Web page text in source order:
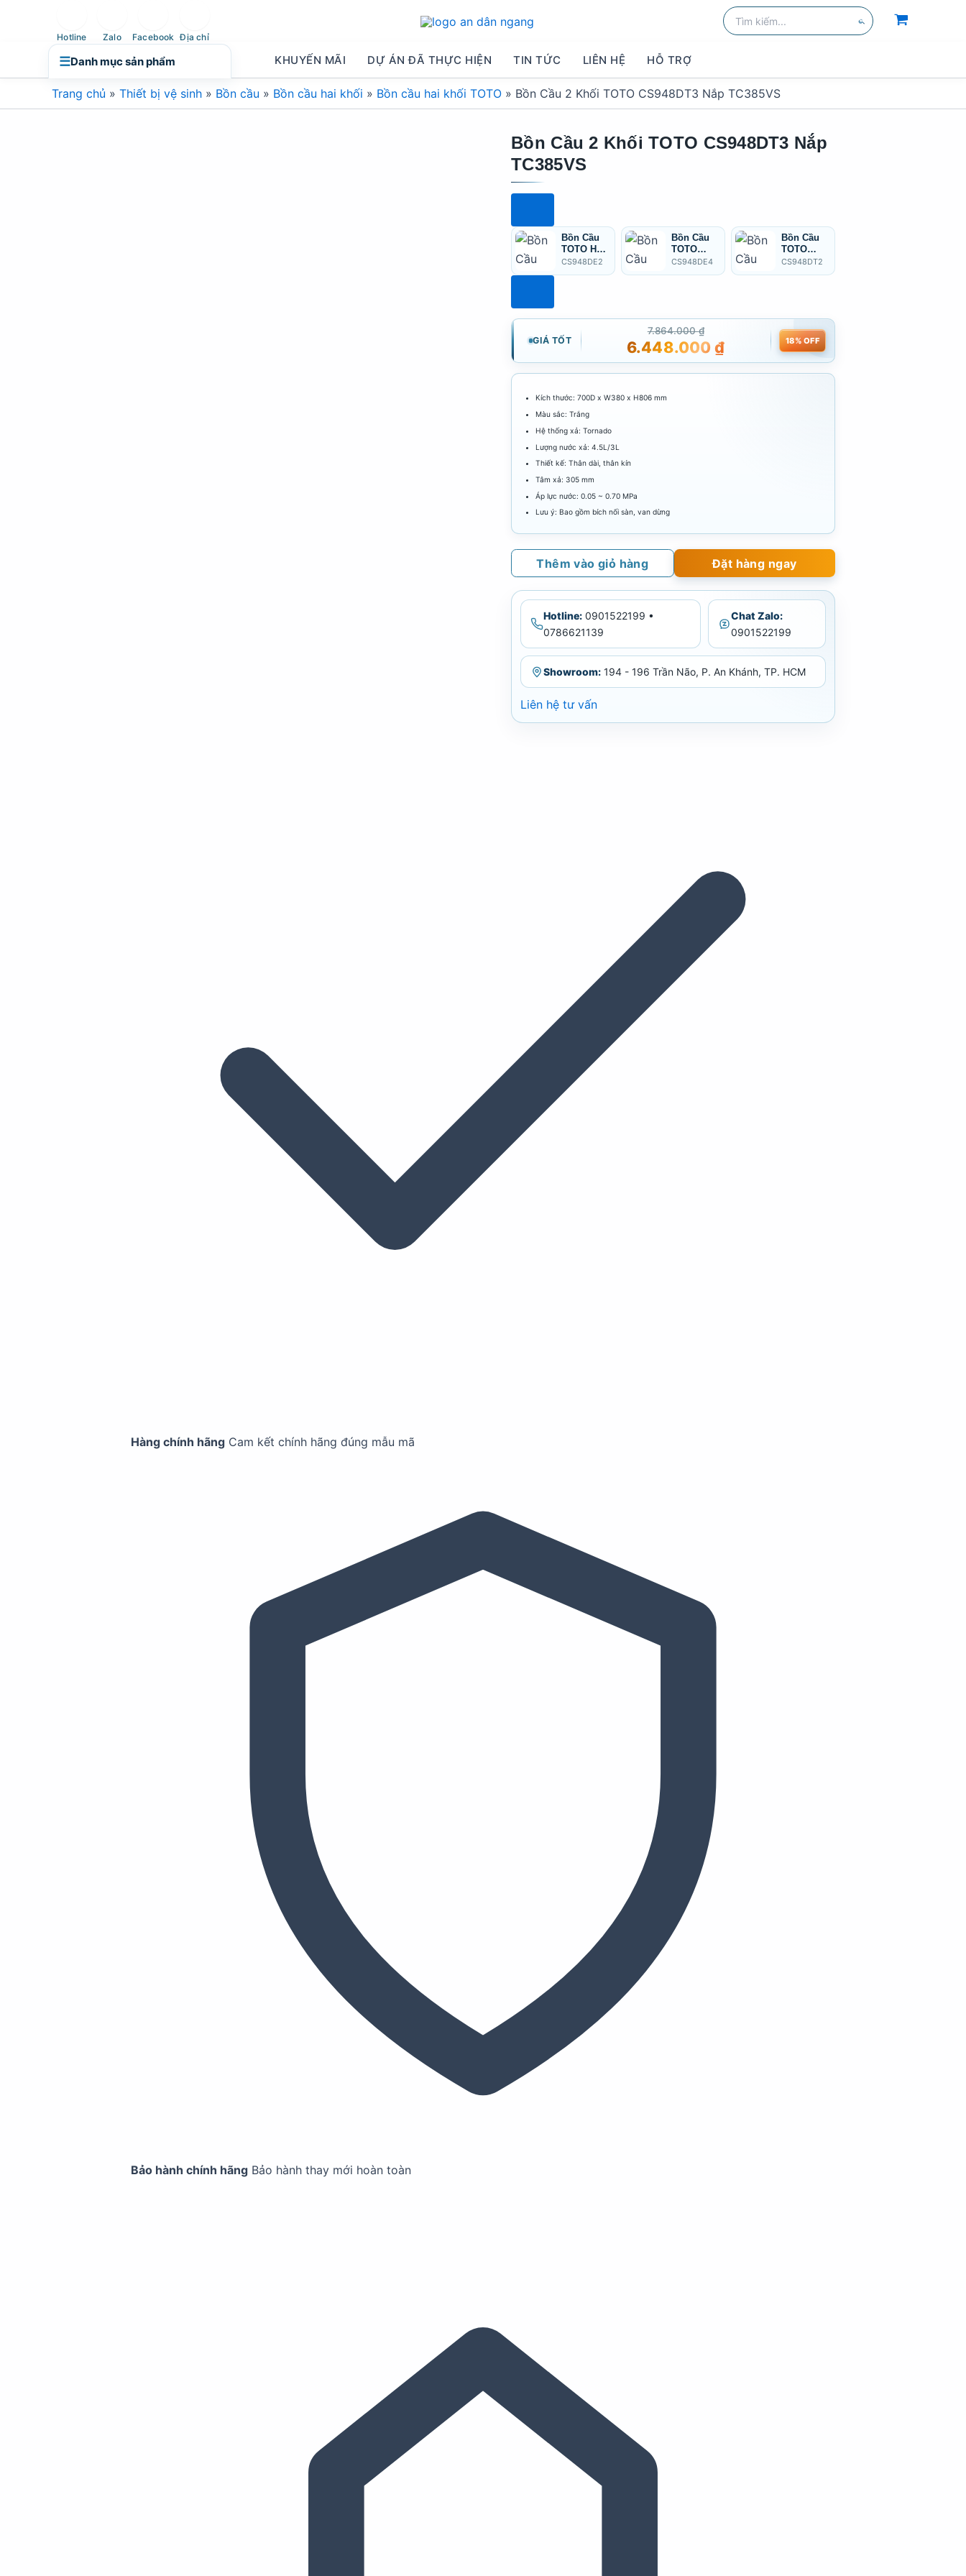
☰Danh mục sản phẩm
Hotline Zalo Facebook Địa chỉ
Tìm
kiếm:
KHUYẾN MÃI DỰ ÁN ĐÃ THỰC HIỆN TIN TỨC LIÊN HỆ HỖ TRỢ
Trang chủ » Thiết bị vệ sinh » Bồn cầu » Bồn cầu hai khối » Bồn cầu hai khối TOTO » Bồn Cầu 2 Khối TOTO CS948DT3 Nắp TC385VS
Bồn Cầu 2 Khối TOTO CS948DT3 Nắp
TC385VS
Bồn Cầu
TOTO Hai
Khối
CS948DE2
CS948DE2
Bồn Cầu
TOTO
CS948DE4
Hai Khối
CS948DE4
Bồn Cầu
TOTO
CS948DT2
Hai Khối
CS948DT2
GIÁ TỐT
7.864.000₫
6.448.000₫ 18% OFF
Kích thước: 700D x W380 x H806 mm
Màu sắc: Trắng
Hệ thống xả: Tornado
Lượng nước xả: 4.5L/3L
Thiết kế: Thân dài, thân kín
Tâm xả: 305 mm
Áp lực nước: 0.05 ~ 0.70 MPa
Lưu ý: Bao gồm bích nối sàn, van dừng
Thêm vào giỏ hàng Đặt hàng ngay
Hotline: 0901522199 •
0786621139
Chat Zalo:
0901522199
Showroom: 194 - 196 Trần Não, P. An Khánh, TP. HCM
Liên hệ tư vấn
Hàng chính hãng Cam kết chính hãng đúng mẫu mã
Bảo hành chính hãng Bảo hành thay mới hoàn toàn